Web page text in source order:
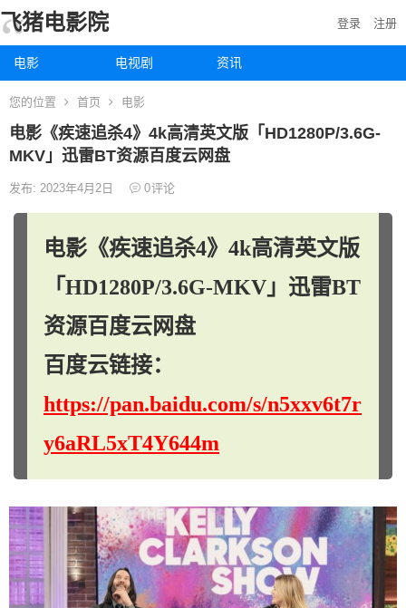
飞猪电影院
电影 电视剧 资讯
登录 注册
您的位置 首页 电影
电影《疾速追杀4》4k高清英文版「HD1280P/3.6G-
MKV」迅雷BT资源百度云网盘
发布: 2023年4月2日 0评论
电影《疾速追杀4》4k高清英文版
「HD1280P/3.6G-MKV」迅雷BT
资源百度云网盘
百度云链接：
https://pan.baidu.com/s/n5xxv6t7r
y6aRL5xT4Y644m